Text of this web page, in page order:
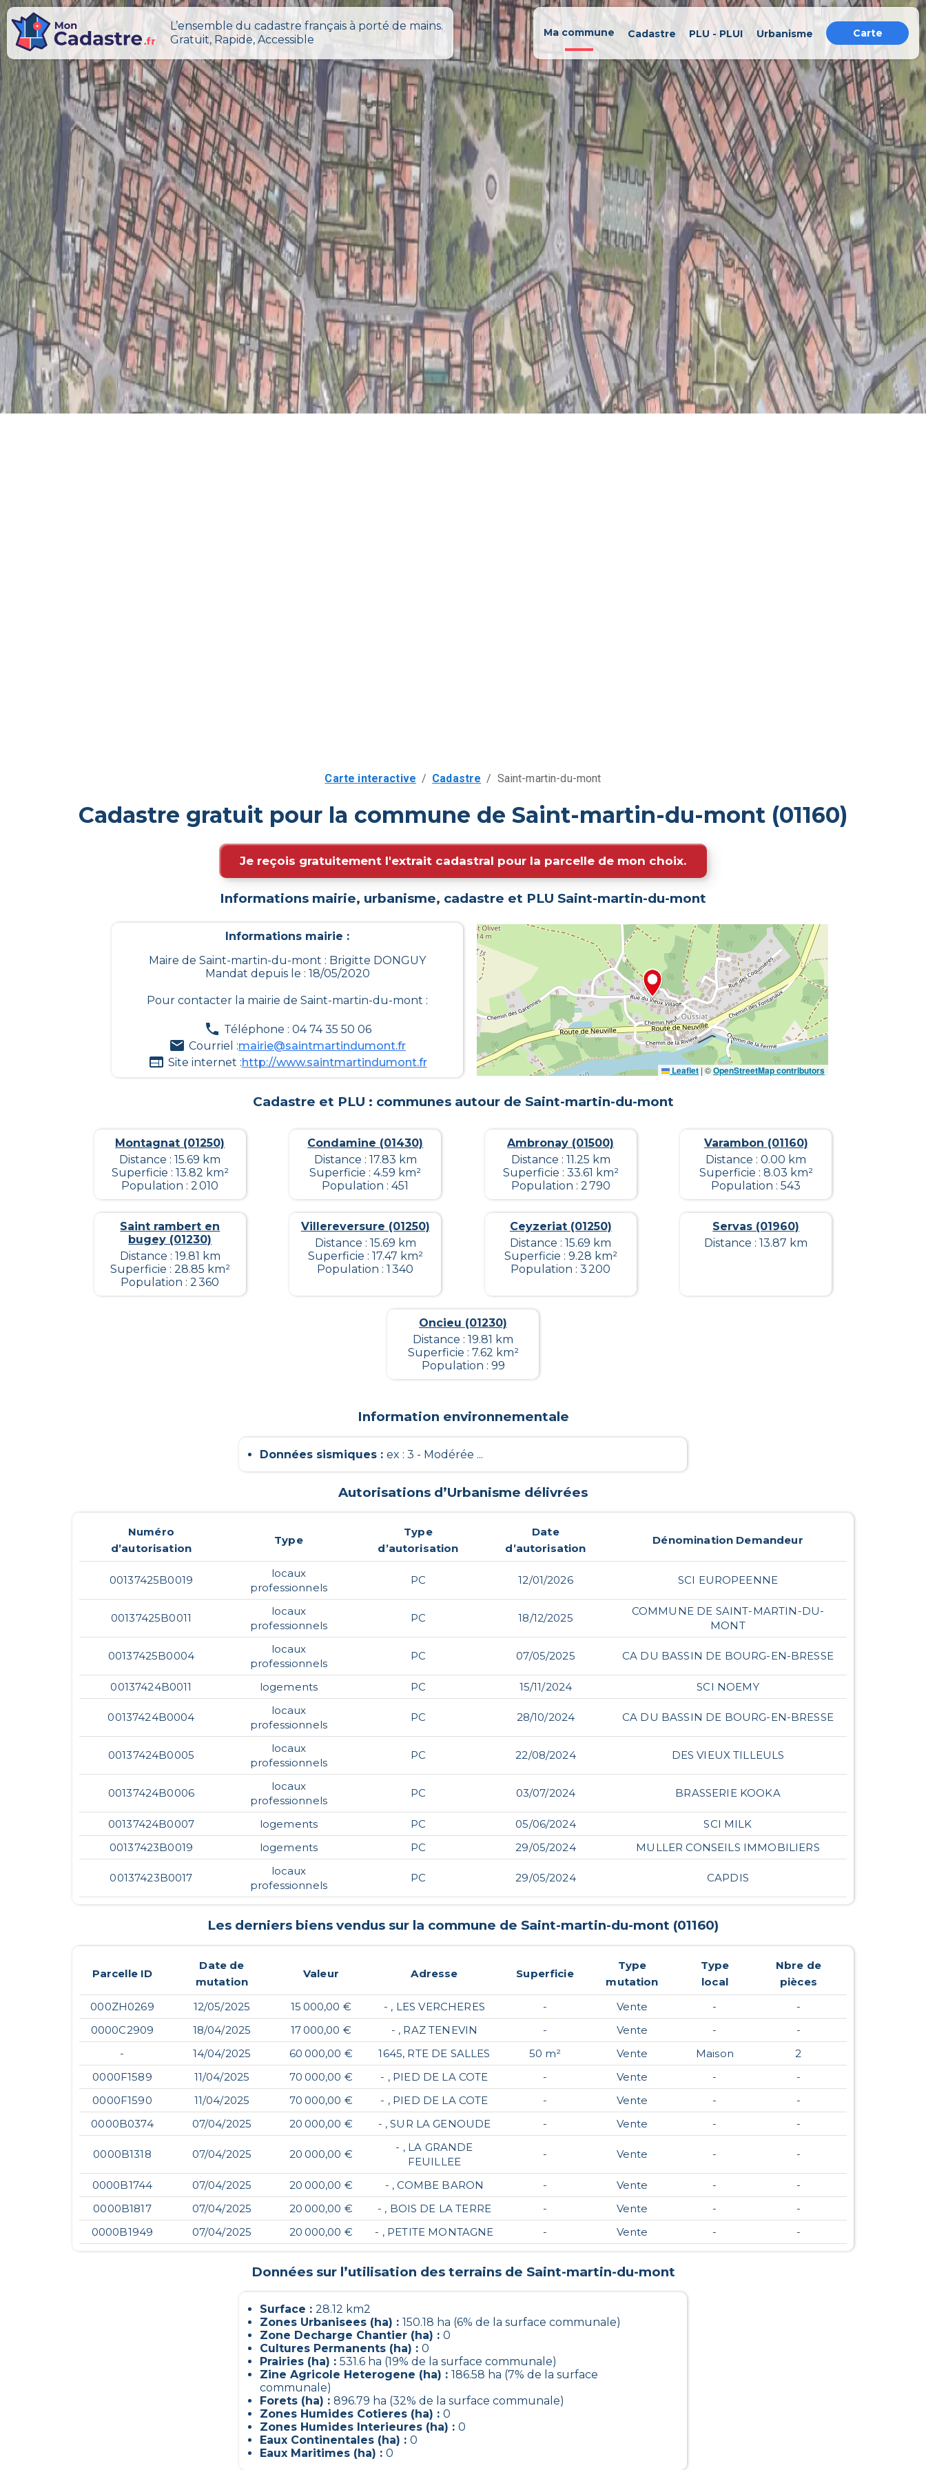
L’ensemble du cadastre français à porté de mains.
Gratuit, Rapide, Accessible
Ma commune Cadastre PLU - PLUI Urbanisme Carte
Carte interactive / Cadastre / Saint-martin-du-mont
Cadastre gratuit pour la commune de Saint-martin-du-mont (01160)
Je reçois gratuitement l'extrait cadastral pour la parcelle de mon choix.
Informations mairie, urbanisme, cadastre et PLU Saint-martin-du-mont
Informations mairie :
Maire de Saint-martin-du-mont : Brigitte DONGUY
Mandat depuis le : 18/05/2020
Pour contacter la mairie de Saint-martin-du-mont :
Téléphone : 04 74 35 50 06
Courriel :mairie@saintmartindumont.fr
Site internet :http://www.saintmartindumont.fr
Leaflet | ©OpenStreetMap contributors
Cadastre et PLU : communes autour de Saint-martin-du-mont
Montagnat (01250)
Distance : 15.69 km
Superficie : 13.82 km²
Population : 2 010
Condamine (01430)
Distance : 17.83 km
Superficie : 4.59 km²
Population : 451
Ambronay (01500)
Distance : 11.25 km
Superficie : 33.61 km²
Population : 2 790
Varambon (01160)
Distance : 0.00 km
Superficie : 8.03 km²
Population : 543
Saint rambert en
bugey (01230)
Distance : 19.81 km
Superficie : 28.85 km²
Population : 2 360
Villereversure (01250)
Distance : 15.69 km
Superficie : 17.47 km²
Population : 1 340
Ceyzeriat (01250)
Distance : 15.69 km
Superficie : 9.28 km²
Population : 3 200
Servas (01960)
Distance : 13.87 km
Oncieu (01230)
Distance : 19.81 km
Superficie : 7.62 km²
Population : 99
Information environnementale
Données sismiques : ex : 3 - Modérée ...
Autorisations d’Urbanisme délivrées
Numéro
d’autorisation
Type
Type
d’autorisation
Date
d’autorisation
Dénomination Demandeur
00137425B0019
locaux
professionnels
PC 12/01/2026 SCI EUROPEENNE
00137425B0011
locaux
professionnels
PC 18/12/2025
COMMUNE DE SAINT-MARTIN-DU-
MONT
00137425B0004
locaux
professionnels
PC 07/05/2025 CA DU BASSIN DE BOURG-EN-BRESSE
00137424B0011 logements PC 15/11/2024 SCI NOEMY
00137424B0004
locaux
professionnels
PC 28/10/2024 CA DU BASSIN DE BOURG-EN-BRESSE
00137424B0005
locaux
professionnels
PC 22/08/2024 DES VIEUX TILLEULS
00137424B0006
locaux
professionnels
PC 03/07/2024 BRASSERIE KOOKA
00137424B0007 logements PC 05/06/2024
SCI MILK
00137423B0019
logements PC 29/05/2024 MULLER CONSEILS IMMOBILIERS
00137423B0017
locaux
professionnels
PC 29/05/2024 CAPDIS
Les derniers biens vendus sur la commune de Saint-martin-du-mont (01160)
Parcelle ID
Date de
mutation
Valeur Adresse Superficie
Type
mutation
Type
local
Nbre de
pièces
000ZH0269
12/05/2025 15 000,00 € - , LES VERCHERES - Vente -
-
0000C2909
18/04/2025 17 000,00 € - , RAZ TENEVIN - Vente -
-
-
14/04/2025 60 000,00 € 1645, RTE DE SALLES 50 m² Vente Maison
2
0000F1589
11/04/2025 70 000,00 € - , PIED DE LA COTE - Vente -
-
0000F1590
11/04/2025 70 000,00 € - , PIED DE LA COTE - Vente -
-
0000B0374
07/04/2025 20 000,00 € - , SUR LA GENOUDE - Vente - -
0000B1318 07/04/2025 20 000,00 €
- , LA GRANDE
FEUILLEE
- Vente - -
0000B1744 07/04/2025 20 000,00 € - , COMBE BARON - Vente -
-
0000B1817
07/04/2025 20 000,00 € - , BOIS DE LA TERRE - Vente -
-
0000B1949
07/04/2025 20 000,00 € - , PETITE MONTAGNE - Vente - -
Données sur l’utilisation des terrains de Saint-martin-du-mont
Surface : 28.12 km2
Zones Urbanisees (ha) : 150.18 ha (6% de la surface communale)
Zone Decharge Chantier (ha) : 0
Cultures Permanents (ha) : 0
Prairies (ha) : 531.6 ha (19% de la surface communale)
Zine Agricole Heterogene (ha) : 186.58 ha (7% de la surface
communale)
Forets (ha) : 896.79 ha (32% de la surface communale)
Zones Humides Cotieres (ha) : 0
Zones Humides Interieures (ha) : 0
Eaux Continentales (ha) : 0
Eaux Maritimes (ha) : 0